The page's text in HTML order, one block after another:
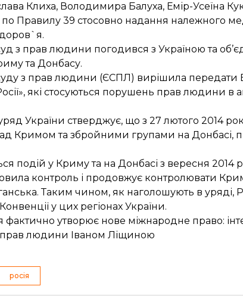
Клиха, Володимира Балуха, Емір-Усеїна
Правилу 39 стосовно надання належного
з прав людини погодився з Україною та
та Донбасу.
з прав людини (ЄСПЛ) вирішила передати
, які стосуються порушень прав людини в
України стверджує, що з 27 лютого 2014
Кримом та збройними групами на Донбасі,
подій у Криму та на Донбасі з вересня 2014
контроль і продовжує контролювати
Таким чином, як наголошують в уряді,
у цих регіонах України.
фактично утворює нове міжнародне право:
прав людини Іваном Ліщиною
росія